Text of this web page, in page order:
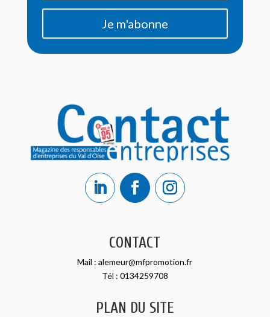
Je m'abonne
CONTACT
Mail :alemeur@mfpromotion.fr
Tél : 0134259708
PLAN DU SITE